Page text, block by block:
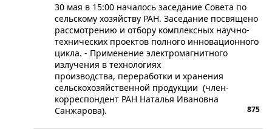
​30 мая в 15:00 началось заседание Совета по
сельскому хозяйству РАН. Заседание посвящено
рассмотрению и отбору комплексных научно-
технических проектов полного инновационного
цикла. - Применение электромагнитного
излучения в технологиях
производства, переработки и хранения
сельскохозяйственной продукции (член-
корреспондент РАН Наталья Ивановна
Санжарова).
875